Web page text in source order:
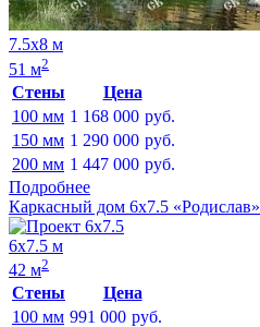
7.5х8 м
51 м2
Стены
Цена
100 мм 1 168 000 руб.
150 мм 1 290 000 руб.
200 мм 1 447 000 руб.
Подробнее
Каркасный дом 6х7.5 «Родислав»
6х7.5 м
42 м2
Стены
Цена
100 мм 991 000 руб.